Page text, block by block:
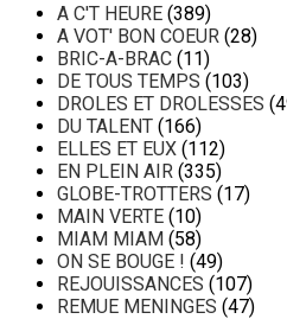
A C'T HEURE (389)
A VOT' BON COEUR (28)
BRIC-A-BRAC (11)
DE TOUS TEMPS (103)
DROLES ET DROLESSES
DU TALENT (166)
ELLES ET EUX (112)
EN PLEIN AIR (335)
GLOBE-TROTTERS (17)
MAIN VERTE (10)
MIAM MIAM (58)
ON SE BOUGE ! (49)
REJOUISSANCES (107)
REMUE MENINGES (47)